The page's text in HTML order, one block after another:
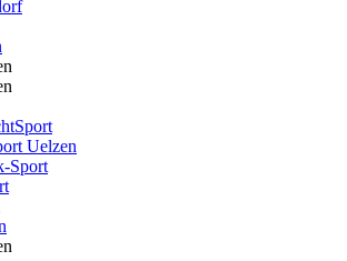
Sport
Uelzen
Sport